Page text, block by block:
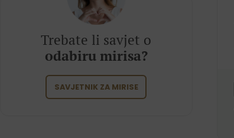
Trebate li savjet o
odabiru mirisa?
SAVJETNIK ZA MIRISE